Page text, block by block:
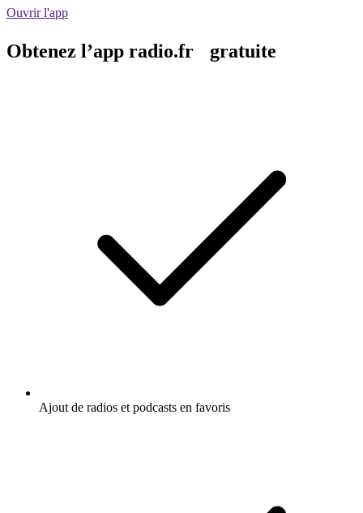
Ouvrir l'app
Obtenez l’app radio.fr gratuite
Ajout de radios et podcasts en favoris